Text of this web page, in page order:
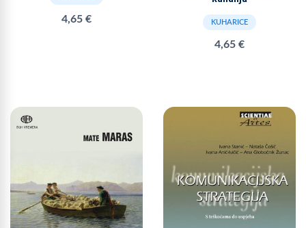
4,65 € KUHARICE
4,65 €